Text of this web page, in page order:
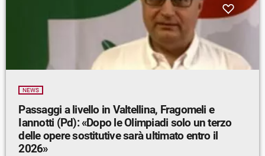
NEWS
Passaggi a livello in Valtellina, Fragomeli e
Iannotti (Pd): «Dopo le Olimpiadi solo un terzo
delle opere sostitutive sarà ultimato entro il
2026»